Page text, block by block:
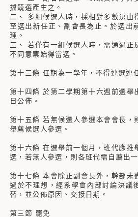
擋競選產生之。
二、 多組候選人時，採相對多數決由
至選出新任正、副會長為止。於選出
理。
三、 若僅有一組候選人時，需通過正
不同意票始得當選。
第十三條 任期為一學年，不得連選連
第十四條 於第二學期第十六週前選舉
日公佈。
第十五條 若無候選人參選本會會長，
舉薦候選人參選。
第十六條 在選舉前一個月，班代應推
選，若無人參選，則各班代需自薦出
第十七條 本會除正副會長外，幹部未
過於不理想，經系學會內部討論決議
替，並公佈原因、交接日期。
第三節 罷免